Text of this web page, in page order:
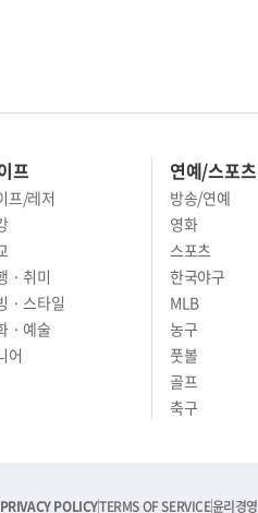
프
프/레저
· 취미
· 스타일
· 예술
어
연예/스포츠
방송/연예
영화
스포츠
한국야구
MLB
농구
풋볼
골프
축구
PRIVACY POLICYTERMS OF SERVICE윤리경영